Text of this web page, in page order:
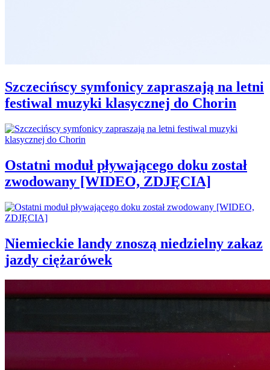
Szczecińscy symfonicy zapraszają na letni
festiwal muzyki klasycznej do Chorin
Ostatni moduł pływającego doku został
zwodowany [WIDEO, ZDJĘCIA]
Niemieckie landy znoszą niedzielny zakaz
jazdy ciężarówek